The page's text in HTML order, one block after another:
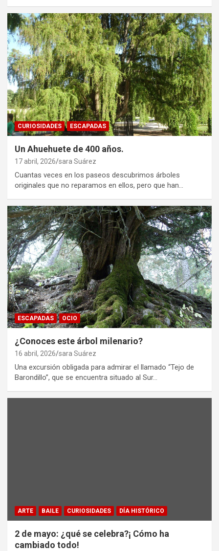
CURIOSIDADES ESCAPADAS
Un Ahuehuete de 400 años.
17 abril, 2026 sara Suárez
Cuantas veces en los paseos descubrimos árboles
originales que no reparamos en ellos, pero que han…
ESCAPADAS OCIO
¿Conoces este árbol milenario?
16 abril, 2026 sara Suárez
Una excursión obligada para admirar el llamado “Tejo de
Barondillo”, que se encuentra situado al Sur…
ARTE BAILE CURIOSIDADES DÍA HISTÓRICO
2 de mayo: ¿qué se celebra?¡ Cómo ha
cambiado todo!